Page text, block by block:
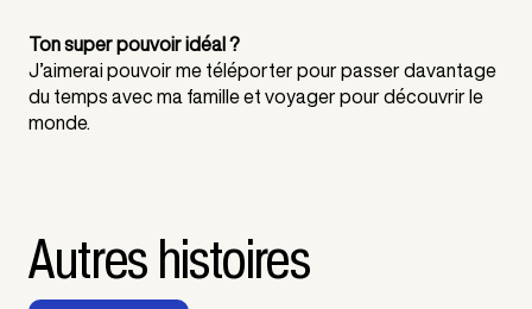
Ton super pouvoir idéal ?
J’aimerai pouvoir me téléporter pour passer davantage
du temps avec ma famille et voyager pour découvrir le
monde.
Autres histoires